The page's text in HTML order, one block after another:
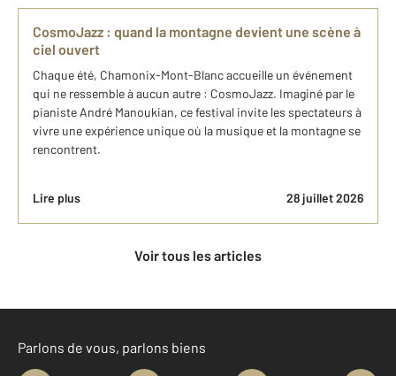
CosmoJazz : quand la montagne devient une scène à
ciel ouvert
Chaque été, Chamonix-Mont-Blanc accueille un événement
qui ne ressemble à aucun autre : CosmoJazz. Imaginé par le
pianiste André Manoukian, ce festival invite les spectateurs à
vivre une expérience unique où la musique et la montagne se
rencontrent.
Lire plus 28 juillet 2026
Voir tous les articles
Parlons de vous, parlons biens